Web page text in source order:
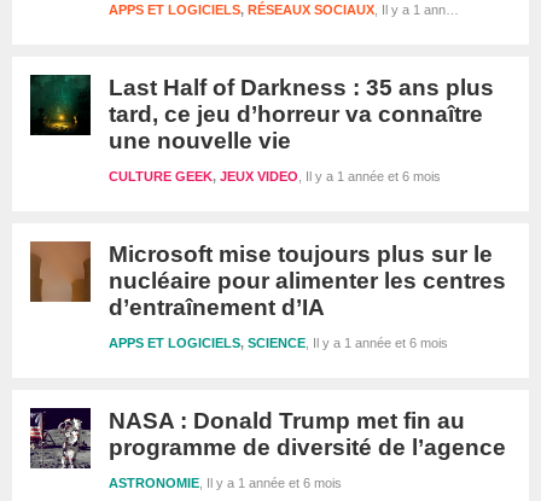
Il y a 1 année et 6 mois
APPS ET LOGICIELS, RÉSEAUX SOCIAUX
Last Half of Darkness : 35 ans plus
tard, ce jeu d’horreur va connaître
une nouvelle vie
Il y a 1 année et 6 mois
CULTURE GEEK, JEUX VIDEO
Microsoft mise toujours plus sur le
nucléaire pour alimenter les centres
d’entraînement d’IA
Il y a 1 année et 6 mois
APPS ET LOGICIELS, SCIENCE
NASA : Donald Trump met fin au
programme de diversité de l’agence
Il y a 1 année et 6 mois
ASTRONOMIE